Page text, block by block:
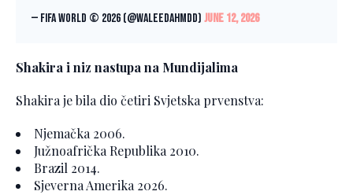
— Fifa World © 2026 (@Waleedahmdd) June 12, 2026
Shakira i niz nastupa na Mundijalima
Shakira je bila dio četiri Svjetska prvenstva:
Njemačka 2006.
Južnoafrička Republika 2010.
Brazil 2014.
Sjeverna Amerika 2026.